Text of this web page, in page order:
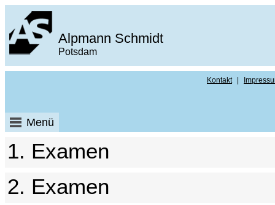
Alpmann Schmidt
Potsdam
Kontakt
Menü
1. Examen
2. Examen